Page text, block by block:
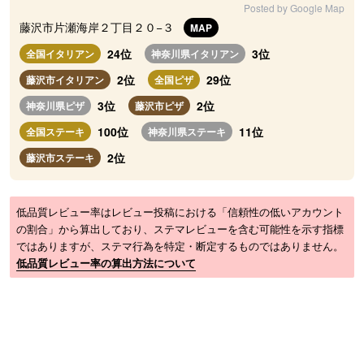
Posted by Google Map
藤沢市片瀬海岸２丁目２０−３
MAP
全国イタリアン
24位 神奈川県イタリアン 3位
藤沢市イタリアン 2位 全国ピザ 29位
神奈川県ピザ 3位 藤沢市ピザ 2位
全国ステーキ 100位 神奈川県ステーキ 11位
藤沢市ステーキ 2位
低品質レビュー率はレビュー投稿における「信頼性の低いアカウント
の割合」から算出しており、ステマレビューを含む可能性を示す指標
ではありますが、ステマ行為を特定・断定するものではありません。
低品質レビュー率の算出方法について